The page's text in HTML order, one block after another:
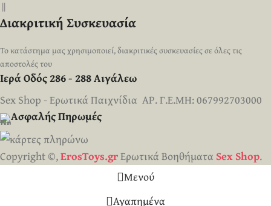
||
Διακριτική Συσκευασία
Το κατάστημα μας χρησιμοποιεί, διακριτικές συσκευασίες σε όλες τις
αποστολές του
Ιερά Οδός 286 - 288 Αιγάλεω
Sex Shop - Ερωτικά Παιχνίδια ΑΡ. Γ.Ε.ΜΗ: 067992703000
Ασφαλής Πηρωμές
Copyright ©,ErosToys.grΕρωτικά Βοηθήματα Sex Shop.
Μενού
Αγαπημένα